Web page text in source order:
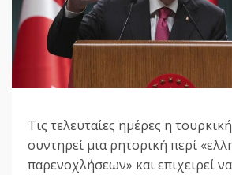
Τις τελευταίες ημέρες η
συντηρεί μια ρητορική περί
παρενοχλήσεων» και επιχειρεί